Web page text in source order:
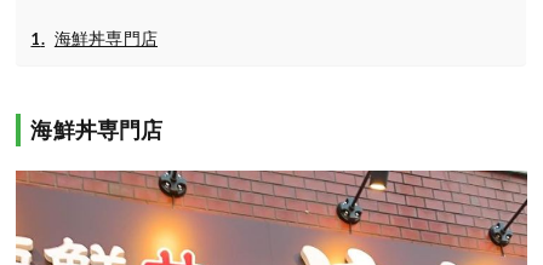
海鮮丼専門店
海鮮丼専門店